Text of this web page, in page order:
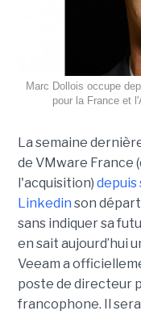
Marc Dollois occupe
pour la France et
La semaine
de VMware France
l'acquisition) depuis
Linkedin son
sans indiquer sa
en sait aujourd’hui
Veeam a
poste de directeur
francophone. Il